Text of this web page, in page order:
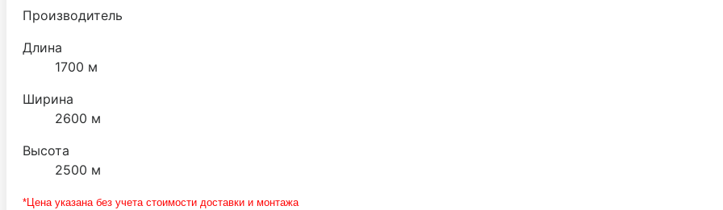
Производитель
Длина
1700 м
Ширина
2600 м
Высота
2500 м
*Цена указана без учета стоимости доставки и монтажа